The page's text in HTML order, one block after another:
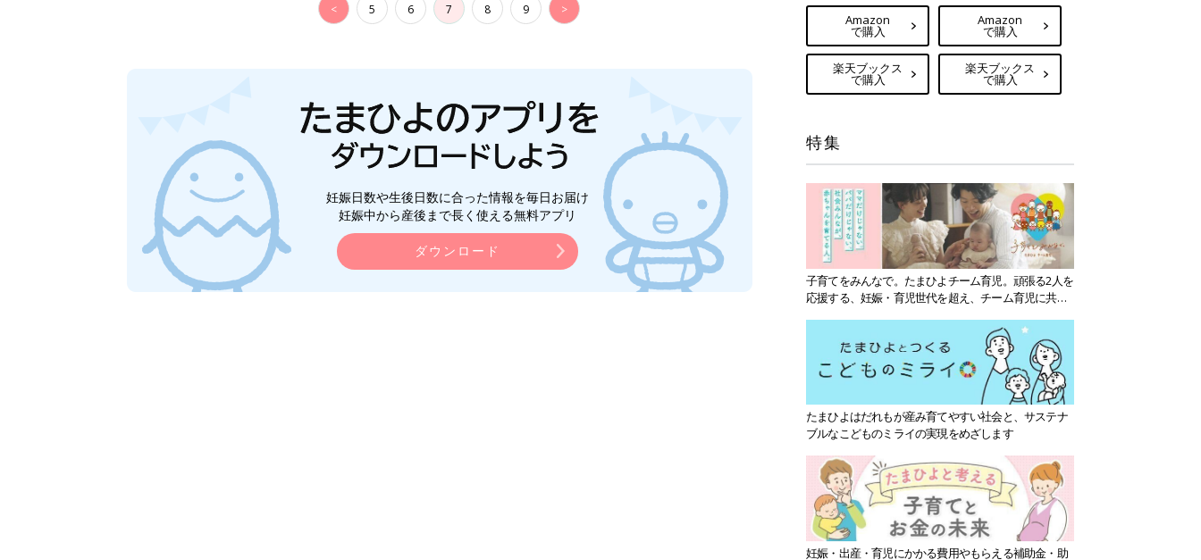
< 5 6 7 8 9 >
妊娠日数や生後日数に合った情報を毎日お届け
妊娠中から産後まで長く使える無料アプリ
ダウンロード
Amazon
で購入
楽天ブックス
で購入
Amazon
で購入
楽天ブックス
で購入
特集
子育てをみんなで。たまひよチーム育児。頑張る2人を
応援する、妊娠・育児世代を超え、チーム育児に共感
たまひよはだれもが産み育てやすい社会と、サステナ
ブルなこどものミライの実現をめざします
妊娠・出産・育児にかかる費用やもらえる補助金・助